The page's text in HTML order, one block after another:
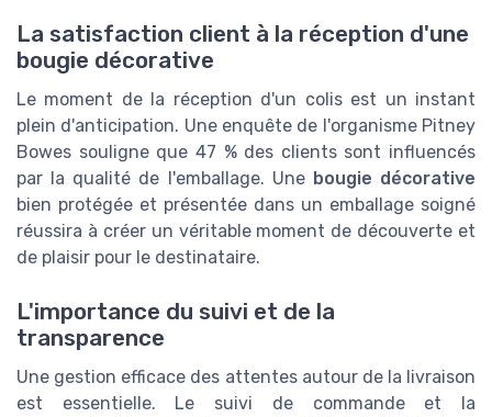
La satisfaction client à la réception d'une
bougie décorative
Le moment de la réception d'un colis est un instant
plein d'anticipation. Une enquête de l'organisme Pitney
Bowes souligne que 47 % des clients sont influencés
par la qualité de l'emballage. Une bougie décorative
bien protégée et présentée dans un emballage soigné
réussira à créer un véritable moment de découverte et
de plaisir pour le destinataire.
L'importance du suivi et de la
transparence
Une gestion efficace des attentes autour de la livraison
est essentielle. Le suivi de commande et la